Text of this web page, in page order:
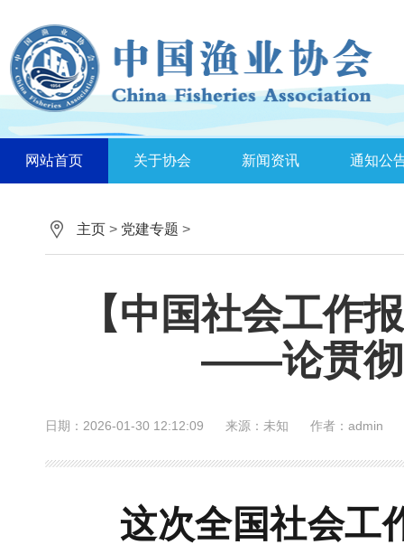
网站首页 关于协会 新闻资讯 通知公
主页 > 党建专题 >
【中国社会工作
——论贯彻
日期：2026-01-30 12:12:09 来源：未知 作者：admin
这次全国社会工作